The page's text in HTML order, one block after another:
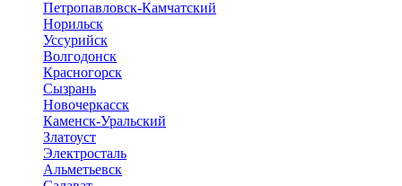
Петропавловск-Камчатский
Норильск
Уссурийск
Волгодонск
Красногорск
Сызрань
Новочеркасск
Каменск-Уральский
Златоуст
Электросталь
Альметьевск